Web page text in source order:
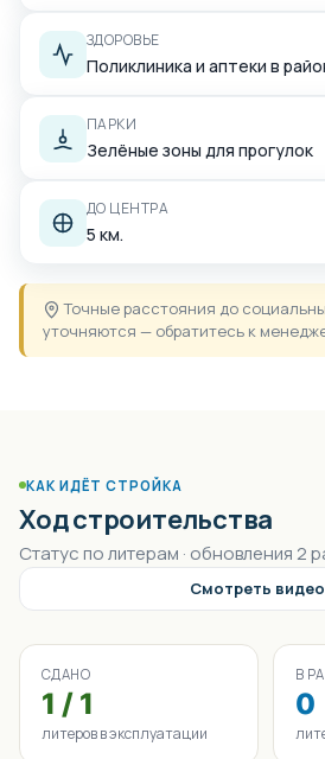
ЗДОРОВЬЕ
Поликлиника и аптеки в
ПАРКИ
Зелёные зоны для прогулок
ДО ЦЕНТРА
5 км.
Точные расстояния до
уточняются — обратитесь к
КАК ИДЁТ СТРОЙКА
Ход строительства
Статус по литерам · обновления 2
Смотреть
СДАНО
1 / 1
литеров в эксплуатации
В
0